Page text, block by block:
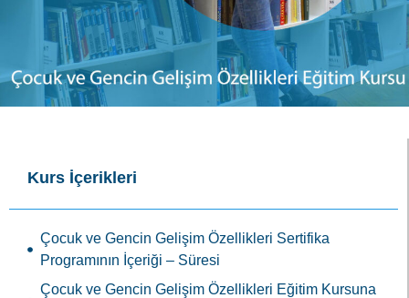
Kurs İçerikleri
Çocuk ve Gencin Gelişim Özellikleri Sertifika
Programının İçeriği – Süresi
Çocuk ve Gencin Gelişim Özellikleri Eğitim Kursuna